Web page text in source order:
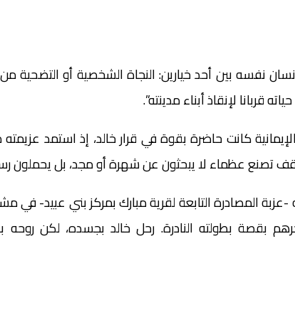
نفسه بين أحد خيارين: النجاة الشخصية أو التضحية من
قربانا لإنقاذ أبناء مدينته”.
كانت حاضرة بقوة في قرار خالد، إذ استمد
تصنع عظماء لا يبحثون عن شهرة أو مجد، بل يحملون
المصادرة التابعة لقرية مبارك بمركز بني عبيد- في
بقصة بطولته النادرة. رحل خالد بجسده، لكن روحه